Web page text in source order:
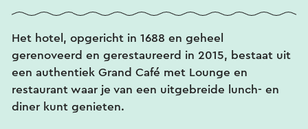
Het hotel, opgericht in 1688 en geheel
gerenoveerd en gerestaureerd in 2015, bestaat uit
een authentiek Grand Café met Lounge en
restaurant waar je van een uitgebreide lunch- en
diner kunt genieten.